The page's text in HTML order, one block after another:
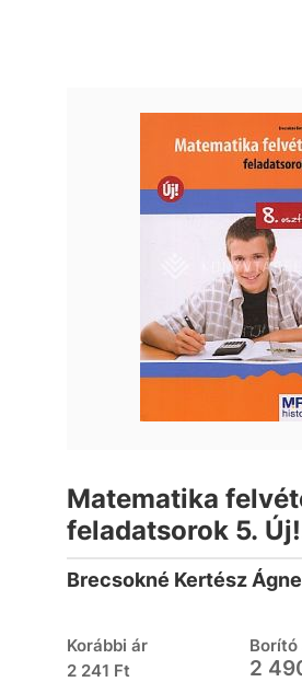
Matematika
feladatsorok 5. Új!
8.osztályosoknak
Brecsokné Kertész
Korábbi ár
2 241 Ft
Borító
2